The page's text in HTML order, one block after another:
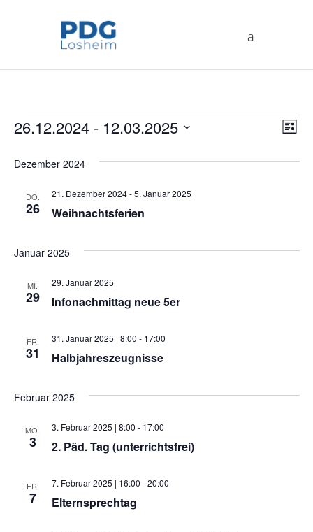
VeranstaltungenListe
26.12.2024 - 12.03.2025
wählen.
Dezember 2024
DO.
26 Weihnachtsferien
21. Dezember 2024-5. Januar 2025
Januar 2025
MI.
29 Infonachmittag neue 5er
29. Januar 2025
FR.
31 Halbjahreszeugnisse
31. Januar 2025 | 8:00 - 17:00
Februar 2025
MO.
3 2. Päd. Tag (unterrichtsfrei)
3. Februar 2025 | 8:00 - 17:00
FR.
7 Elternsprechtag
7. Februar 2025 | 16:00 -20:00